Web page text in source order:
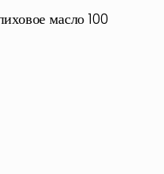
масло 100